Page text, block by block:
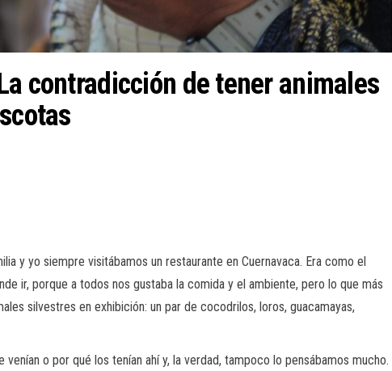
contradicción de tener animales
y yo siempre visitábamos un restaurante en Cuernavaca. Era como el
ir, porque a todos nos gustaba la comida y el ambiente, pero lo que más
silvestres en exhibición: un par de cocodrilos, loros, guacamayas,
o por qué los tenían ahí y, la verdad, tampoco lo pensábamos mucho.